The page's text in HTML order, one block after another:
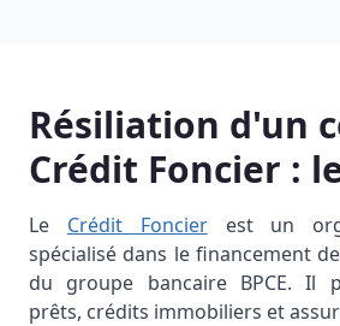
Résiliation d'un
Crédit Foncier :
Le Crédit Foncierest un
spécialisé dans le financement
du groupe bancaire BPCE. Il
prêts, crédits immobiliers et